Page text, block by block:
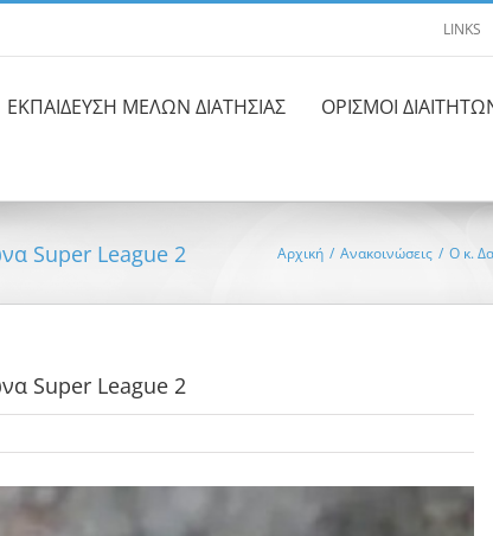
LINKS
ΕΚΠΑΙΔΕΥΣΗ ΜΕΛΩΝ ΔΙΑΤΗΣΙΑΣ ΟΡΙΣΜΟΙ
Super League 2 Αρχική / Ανακοινώσεις / Ο κ.
Super League 2